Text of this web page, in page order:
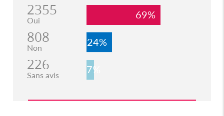
2355
Oui 69%
808
Non 24%
226
Sans avis 7%